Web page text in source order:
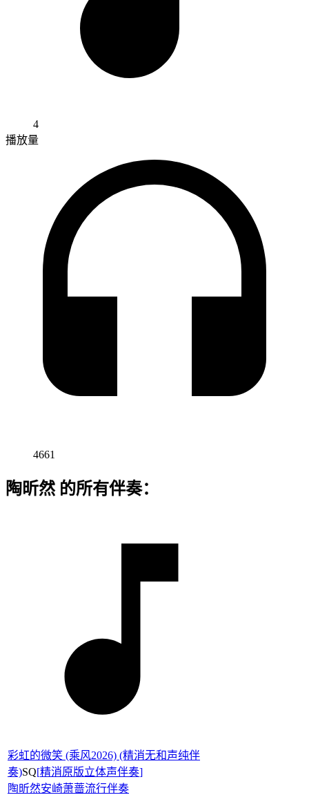
4
播放量
4661
陶昕然 的所有伴奏：
彩虹的微笑 (乘风2026) (精消无和声纯伴
奏)SQ[精消原版立体声伴奏]
陶昕然安崎萧蔷流行伴奏